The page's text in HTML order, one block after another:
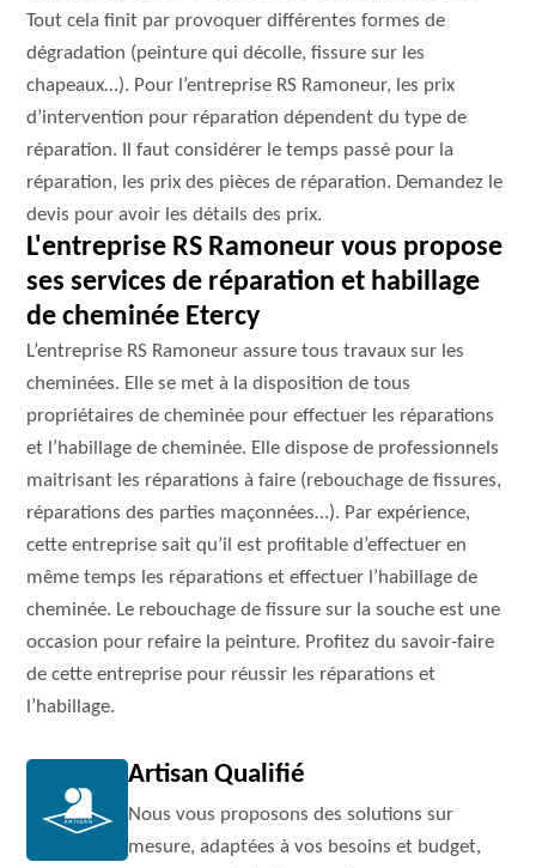
Tout cela finit par provoquer différentes formes de
dégradation (peinture qui décolle, fissure sur les
chapeaux…). Pour l’entreprise RS Ramoneur, les prix
d’intervention pour réparation dépendent du type de
réparation. Il faut considérer le temps passé pour la
réparation, les prix des pièces de réparation. Demandez le
devis pour avoir les détails des prix.
L'entreprise RS Ramoneur vous propose
ses services de réparation et habillage
de cheminée Etercy
L’entreprise RS Ramoneur assure tous travaux sur les
cheminées. Elle se met à la disposition de tous
propriétaires de cheminée pour effectuer les réparations
et l’habillage de cheminée. Elle dispose de professionnels
maitrisant les réparations à faire (rebouchage de fissures,
réparations des parties maçonnées…). Par expérience,
cette entreprise sait qu’il est profitable d’effectuer en
même temps les réparations et effectuer l’habillage de
cheminée. Le rebouchage de fissure sur la souche est une
occasion pour refaire la peinture. Profitez du savoir-faire
de cette entreprise pour réussir les réparations et
l’habillage.
Artisan Qualifié
Nous vous proposons des solutions sur
mesure, adaptées à vos besoins et budget,